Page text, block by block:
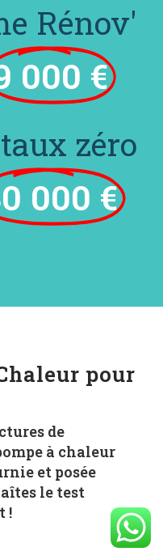
Rénov'
000 €
zéro
000 €
pour
de
à chaleur
et posée
le test
!